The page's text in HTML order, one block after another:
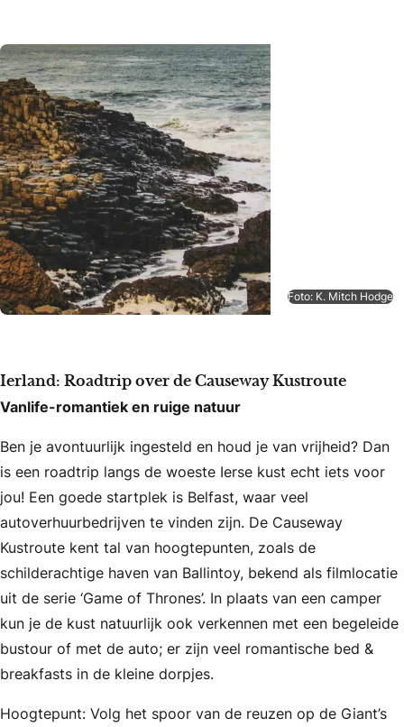
Foto: K. Mitch Hodge
Ierland: Roadtrip over de Causeway Kustroute
Vanlife-romantiek en ruige natuur
Ben je avontuurlijk ingesteld en houd je van vrijheid? Dan
is een roadtrip langs de woeste Ierse kust echt iets voor
jou! Een goede startplek is Belfast, waar veel
autoverhuurbedrijven te vinden zijn. De Causeway
Kustroute kent tal van hoogtepunten, zoals de
schilderachtige haven van Ballintoy, bekend als filmlocatie
uit de serie ‘Game of Thrones’. In plaats van een camper
kun je de kust natuurlijk ook verkennen met een begeleide
bustour of met de auto; er zijn veel romantische bed &
breakfasts in de kleine dorpjes.
Hoogtepunt: Volg het spoor van de reuzen op de Giant’s